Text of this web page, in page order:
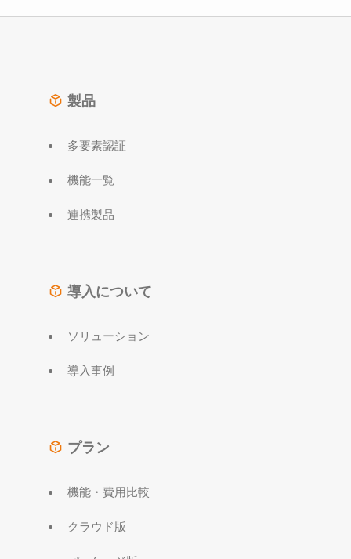
製品
多要素認証
機能一覧
連携製品
導入について
ソリューション
導入事例
プラン
機能・費用比較
クラウド版